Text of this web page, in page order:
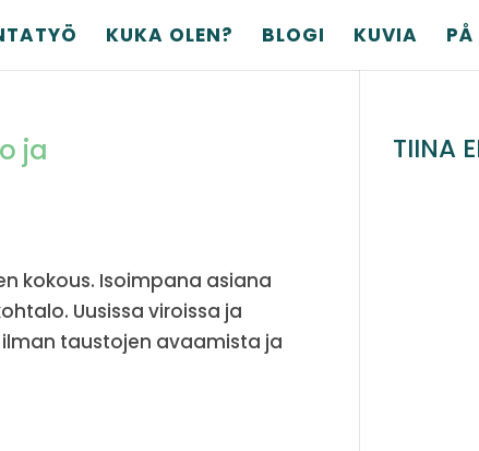
KUKA OLEN? BLOGI KUVIA PÅ
ja
kokous. Isoimpana asiana
Uusissa viroissa ja
taustojen avaamista ja
TIINA